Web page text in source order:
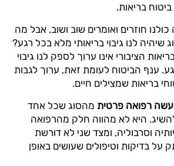
בריאות.
חוזרים ואומרים שוב ושוב, אבל מה
שיהיה לנו גיבוי בריאותי מלא בכל רגע?
הציבורי אינו ערוך לספק לנו גיבוי
ענף הביטוח לעומת זאת, ערוך לגבות
בריאות שמצילים חיים.
רפואה פרטית מהסוג שכל אחד
להשיג. היא לא מהווה חלק מהרפואה
וסרבוליה, ומצד שני לא דורשת
על בדיקות וטיפולים שעושים באופן